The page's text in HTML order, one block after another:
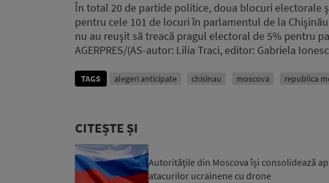
În total 20 de partide politice, doua blocuri electorale
pentru cele 101 de locuri în parlamentul de la
nu au reuşit să treacă pragul electoral de 5% pentru
AGERPRES/(AS-autor: Lilia Traci, editor: Gabriela
TAGS alegeri anticipate chisinau moscova republica
CITEȘTE ȘI
Autoritățile din Moscova își consolidează
atacurilor ucrainene cu drone